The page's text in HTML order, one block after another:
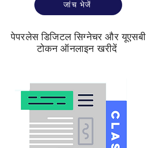
जांच भेजें
पेपरलेस डिजिटल सिग्नेचर और यूएसबी
टोकन ऑनलाइन खरीदें